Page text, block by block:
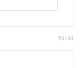
#3144